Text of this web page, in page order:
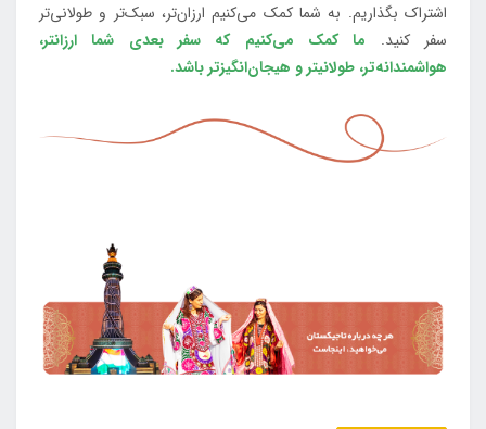
اشتراک بگذاریم. به شما کمک می‌کنیم ارزان‌تر، سبک‌تر و طولانی‌تر
سفر کنید. ما کمک می‌کنیم که سفر بعدی شما ارزانتر،
هواشمندانه‌تر، طولانی‎تر و هیجان‌انگیزتر باشد.